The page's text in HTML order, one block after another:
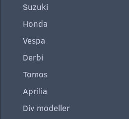
Suzuki
Honda
Vespa
Derbi
Tomos
Aprilia
Div modeller